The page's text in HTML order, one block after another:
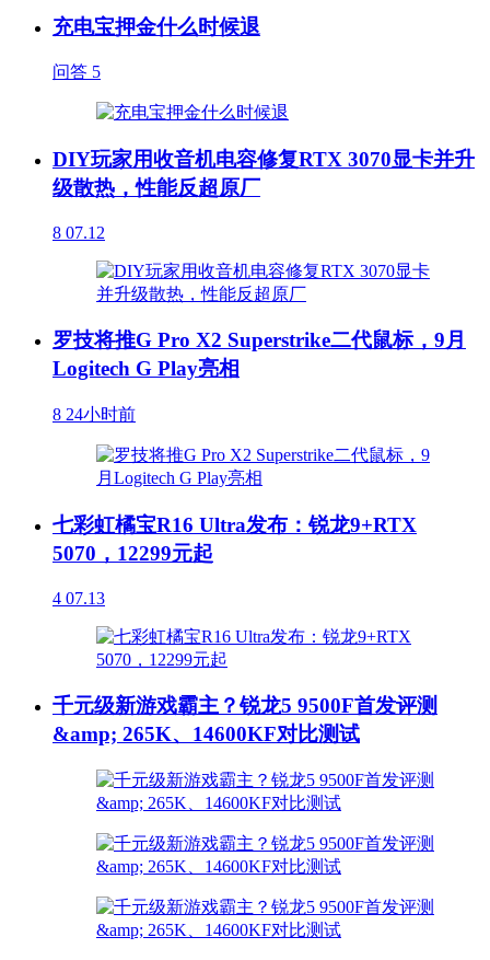
充电宝押金什么时候退
问答 5
DIY玩家用收音机电容修复RTX 3070显卡并升
级散热，性能反超原厂
8 07.12
罗技将推G Pro X2 Superstrike二代鼠标，9月
Logitech G Play亮相
8 24小时前
七彩虹橘宝R16 Ultra发布：锐龙9+RTX
5070，12299元起
4 07.13
千元级新游戏霸主？锐龙5 9500F首发评测
&amp; 265K、14600KF对比测试